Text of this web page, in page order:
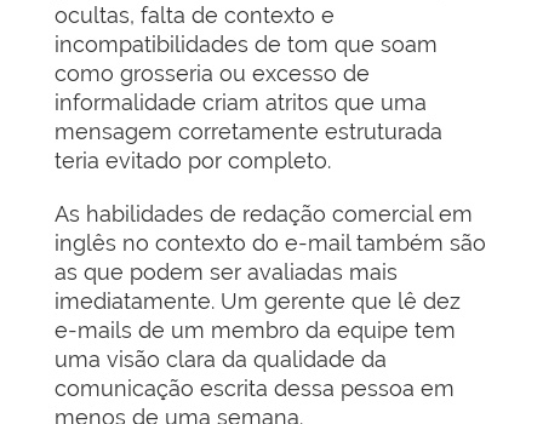
ocultas, falta de contexto e
incompatibilidades de tom que soam
como grosseria ou excesso de
informalidade criam atritos que uma
mensagem corretamente estruturada
teria evitado por completo.
As habilidades de redação comercial em
inglês no contexto do e-mail também são
as que podem ser avaliadas mais
imediatamente. Um gerente que lê dez
e-mails de um membro da equipe tem
uma visão clara da qualidade da
comunicação escrita dessa pessoa em
menos de uma semana.